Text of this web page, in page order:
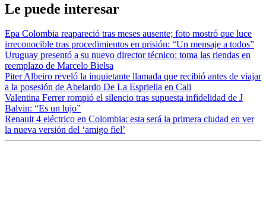
Le puede interesar
Epa Colombia reapareció tras meses ausente; foto mostró que luce
irreconocible tras procedimientos en prisión: “Un mensaje a todos”
Uruguay presentó a su nuevo director técnico: toma las riendas en
reemplazo de Marcelo Bielsa
Piter Albeiro reveló la inquietante llamada que recibió antes de viajar
a la posesión de Abelardo De La Espriella en Cali
Valentina Ferrer rompió el silencio tras supuesta infidelidad de J
Balvin: “Es un lujo”
Renault 4 eléctrico en Colombia: esta será la primera ciudad en ver
la nueva versión del ‘amigo fiel’